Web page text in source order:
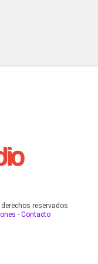
reservados
- Contacto